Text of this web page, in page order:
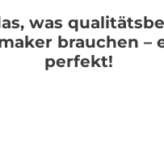
was
brauchen –
perfekt!